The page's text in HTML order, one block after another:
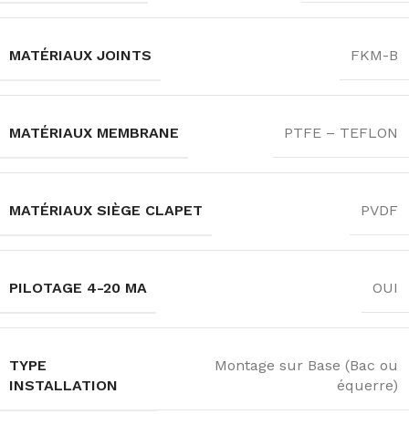
MATÉRIAUX JOINTS FKM-B
MATÉRIAUX MEMBRANE PTFE – TEFLON
MATÉRIAUX SIÈGE CLAPET PVDF
PILOTAGE 4-20 MA OUI
TYPE
INSTALLATION
Montage sur Base (Bac ou
équerre)